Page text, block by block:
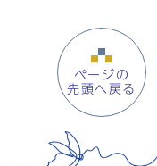
ページの
先頭へ戻る